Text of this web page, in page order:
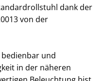
dank der
von der
und
in der näheren